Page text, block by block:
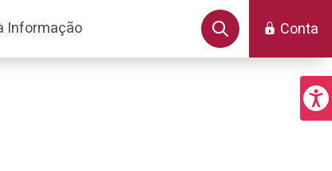
Conta
Informação